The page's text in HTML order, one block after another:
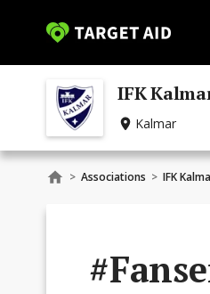
IFK
Kalmar
> Associations > IFK